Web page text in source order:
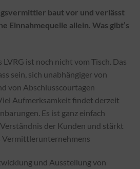
baut vor und verlässt
Einnahmequelle allein. Was gibt’s
ist noch nicht vom Tisch. Das
sein, sich unabhängiger von
von Abschlusscourtagen
Aufmerksamkeit findet derzeit
Es ist ganz einfach
der Kunden und stärkt
Vermittlerunternehmens
und Ausstellung von